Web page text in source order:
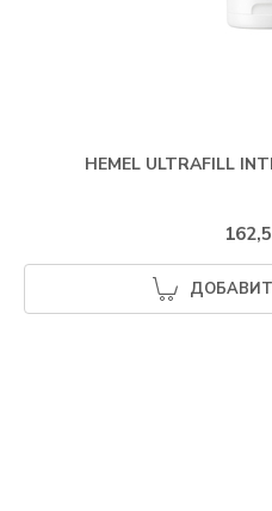
HEMEL ULTRAFILL